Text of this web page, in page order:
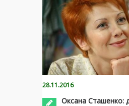
28.11.2016
Оксана Сташенко: